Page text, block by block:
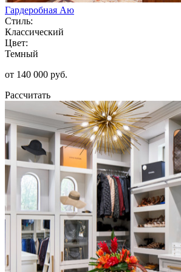
Гардеробная Аю
Стиль:
Классический
Цвет:
Темный
от 140 000 руб.
Рассчитать